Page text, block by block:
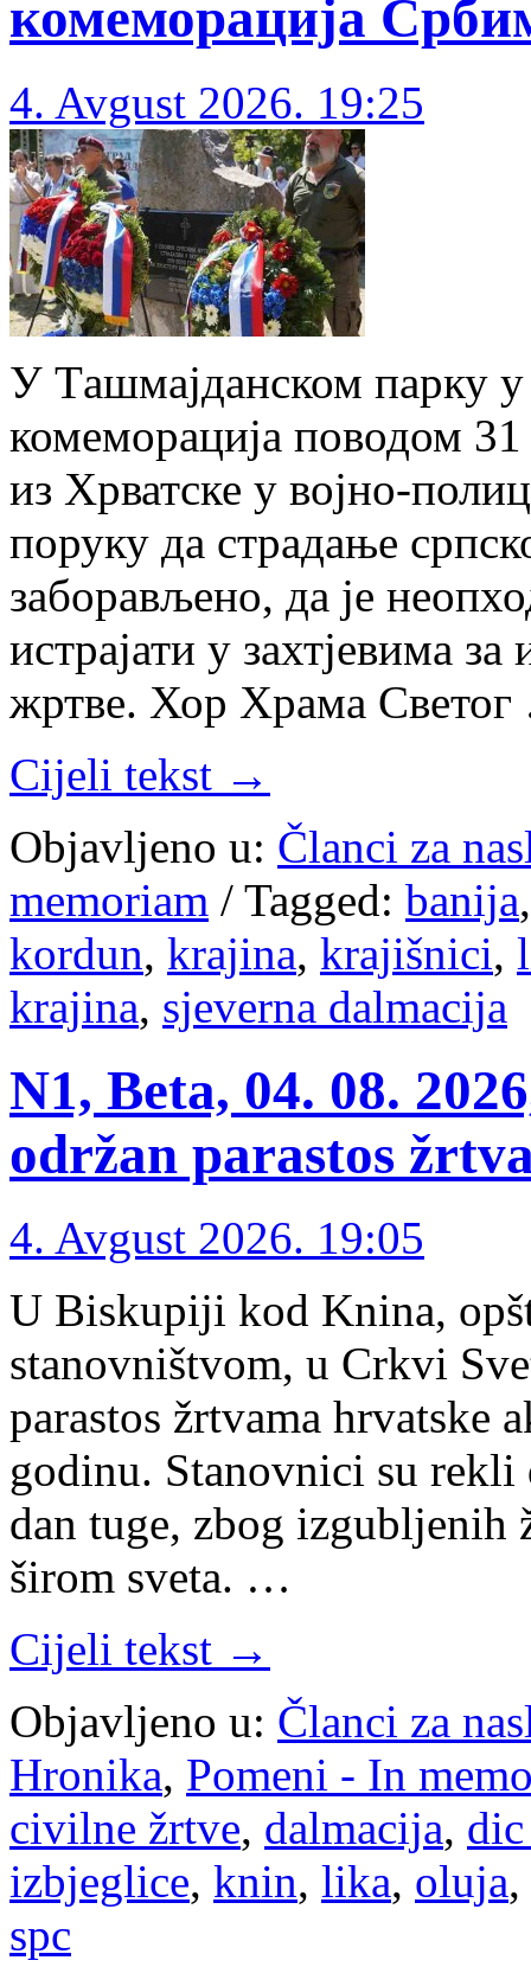
комеморација
4. Avgust 2026. 19:25
У Tашмајданском парку у
комеморација поводом
из Хрватске у војно-
поруку да страдање
заборављено, да је
истрајати у захтјевима
жртве. Хор Храма
Cijeli tekst →
Objavljeno u: Članci za
memoriam / Tagged: banija
kordun, krajina, krajišnici,
krajina, sjeverna dalmacija
N1, Beta, 04. 08.
održan parastos
4. Avgust 2026. 19:05
U Biskupiji kod Knina,
stanovništvom, u Crkvi
parastos žrtvama hrvatske
godinu. Stanovnici su rekli
dan tuge, zbog
širom sveta. …
Cijeli tekst →
Objavljeno u: Članci za
Hronika, Pomeni - In
civilne žrtve, dalmacija,
izbjeglice, knin, lika, oluja,
spc